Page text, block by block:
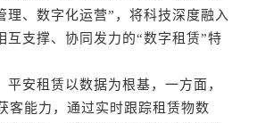
理、数字化运营”，将科技深度融入
互支撑、协同发力的“数字租赁”特
安租赁以数据为根基，一方面，
客能力，通过实时跟踪租赁物数